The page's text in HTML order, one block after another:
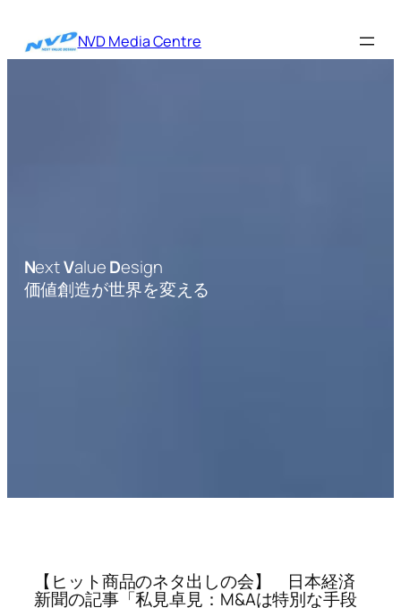
を
NVD Media Centre
NextValueDesign
価値創造が世界を変える
【ヒット商品のネタ出しの会】 日本経済
新聞の記事「私見卓見：M&Aは特別な手段